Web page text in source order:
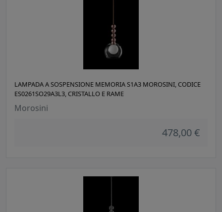
LAMPADA A SOSPENSIONE MEMORIA S1A3 MOROSINI, CODICE
ES0261SO29A3L3, CRISTALLO E RAME
Morosini
478,00 €